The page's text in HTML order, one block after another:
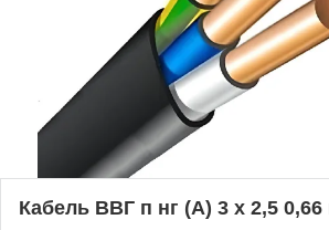
Кабель ВВГ п нг (А) 3 х 2,5